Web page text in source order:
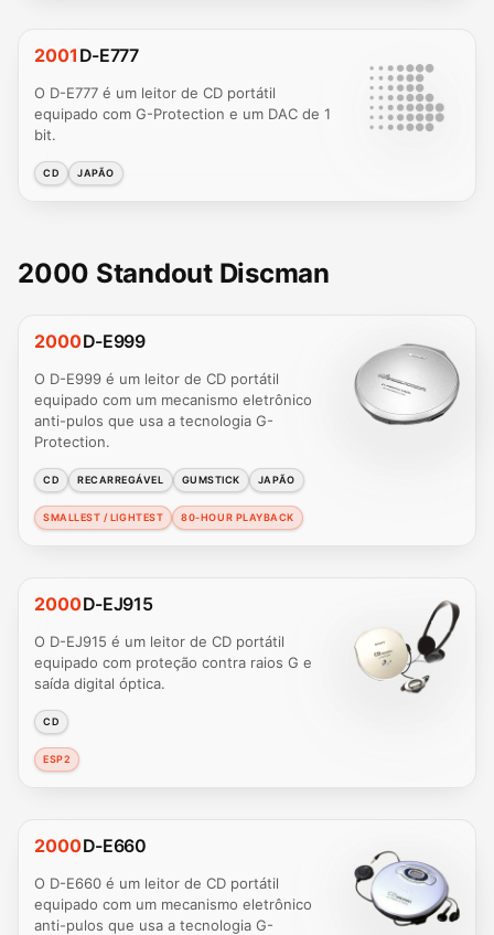
2001 D-E777
O D-E777 é um leitor de CD portátil
equipado com G-Protection e um DAC de 1
bit.
CD JAPÃO
2000 Standout Discman
2000D-E999
O D-E999 é um leitor de CD portátil
equipado com um mecanismo eletrônico
anti-pulos que usa a tecnologia G-
Protection.
CD RECARREGÁVEL GUMSTICK JAPÃO
SMALLEST / LIGHTEST 80-HOUR PLAYBACK
2000D-EJ915
O D-EJ915 é um leitor de CD portátil
equipado com proteção contra raios G e
saída digital óptica.
CD
ESP2
2000D-E660
O D-E660 é um leitor de CD portátil
equipado com um mecanismo eletrônico
anti-pulos que usa a tecnologia G-